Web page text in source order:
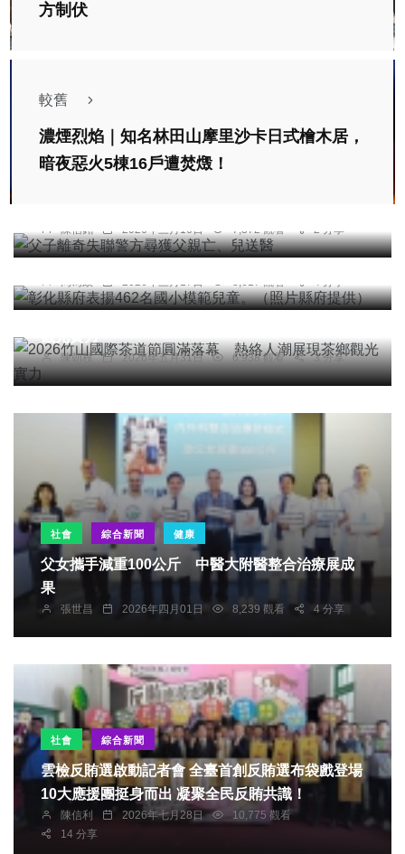
方制伏
較舊
濃煙烈焰｜知名林田山摩里沙卡日式檜木居，
暗夜惡火5棟16戶遭焚燬！
陳信銘 2026年三月16日 7,372 觀看 2 分享
彰化縣府表揚462名國小模範兒童。（照片縣府提
供）
頭條 旅遊
2026竹山國際茶道節圓滿落幕 熱絡人潮展現茶鄉
陳朝枝 2026年五月31日 6,938 觀看 3 分享
社會 綜合新聞 健康
父女攜手減重100公斤 中醫大附醫整合治療展成
果
張世昌 2026年四月01日 8,239 觀看 4 分享
社會 綜合新聞
雲檢反賄選啟動記者會 全臺首創反賄選布袋戲登場
10大應援團挺身而出 凝聚全民反賄共識！
陳信利 2026年七月28日
10,775 觀看
14 分享